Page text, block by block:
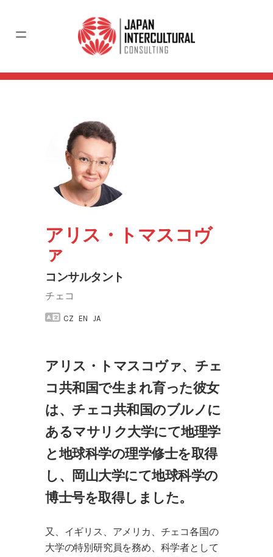
アリス・トマスコヴ
ァ
コンサルタント
チェコ
CZ EN JA
アリス・トマスコヴァ、チェ
コ共和国で生まれ育った彼女
は、チェコ共和国のブルノに
あるマサリク大学にて地理学
と地球科学の理学修士を取得
し、岡山大学にて地球科学の
博士号を取得しました。
又、イギリス、アメリカ、チェコ各国の
大学の特別研究員を務め、科学者として